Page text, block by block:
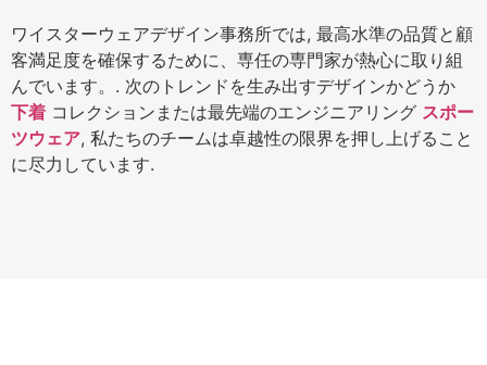
ワイスターウェアデザイン事務所では, 最高水準の品質と顧
客満足度を確保するために、専任の専門家が熱心に取り組
んでいます。. 次のトレンドを生み出すデザインかどうか
下着 コレクションまたは最先端のエンジニアリング スポー
ツウェア, 私たちのチームは卓越性の限界を押し上げること
に尽力しています.